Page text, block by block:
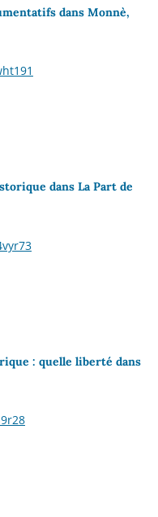
dans Monnè,
dans La Part de
: quelle liberté dans